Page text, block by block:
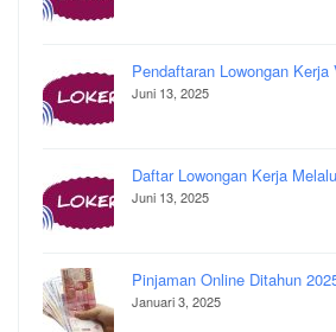
Pendaftaran Lowongan
Juni 13, 2025
Daftar Lowongan Kerja
Juni 13, 2025
Pinjaman Online Ditahun
Januari 3, 2025